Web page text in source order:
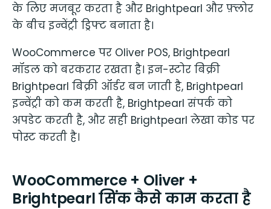
के लिए मजबूर करता है और Brightpearl और फ़्लोर
के बीच इन्वेंट्री ड्रिफ्ट बनाता है।
WooCommerce पर Oliver POS, Brightpearl
मॉडल को बरकरार रखता है। इन-स्टोर बिक्री
Brightpearl बिक्री ऑर्डर बन जाती है, Brightpearl
इन्वेंट्री को कम करती है, Brightpearl संपर्क को
अपडेट करती है, और सही Brightpearl लेखा कोड पर
पोस्ट करती है।
WooCommerce + Oliver +
Brightpearl सिंक कैसे काम करता है